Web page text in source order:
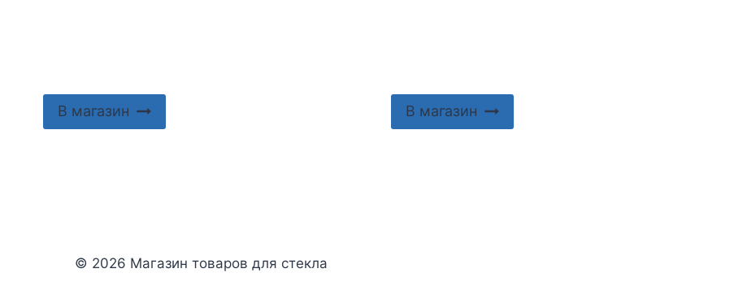
В магазин В магазин
© 2026 Магазин товаров для стекла